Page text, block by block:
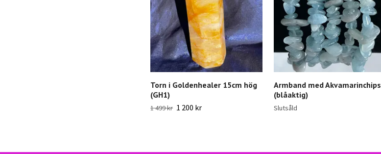
Torn i Goldenhealer 15cm hög
(GH1)
1 499 kr 1 200 kr
Armband med Akvamarinchips
(blåaktig)
Slutsåld